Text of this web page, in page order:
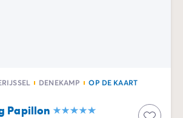
DENEKAMP
OP DE KAART
Papillon